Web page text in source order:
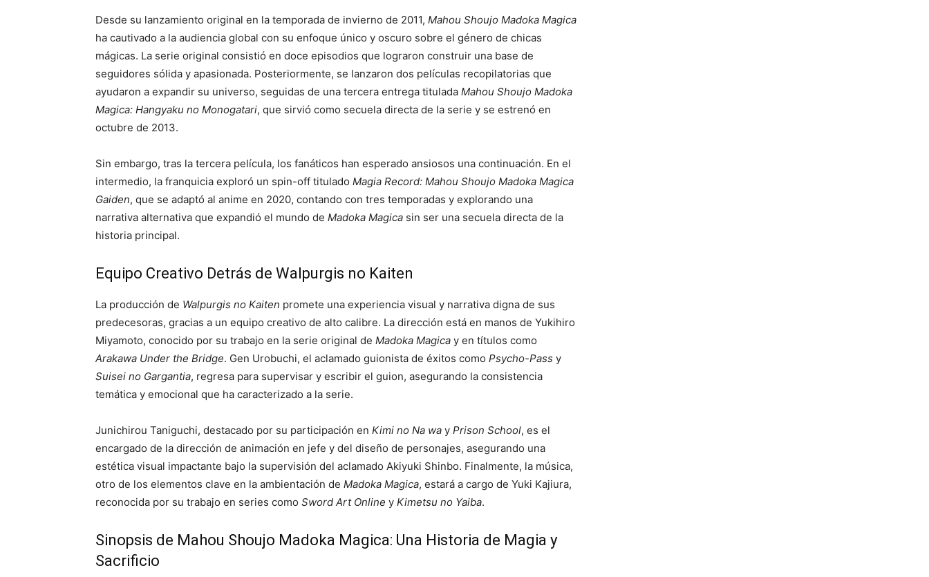
Desde su lanzamiento original en la temporada de invierno de 2011, Mahou Shoujo Madoka Magica
ha cautivado a la audiencia global con su enfoque único y oscuro sobre el género de chicas
mágicas. La serie original consistió en doce episodios que lograron construir una base de
seguidores sólida y apasionada. Posteriormente, se lanzaron dos películas recopilatorias que
ayudaron a expandir su universo, seguidas de una tercera entrega titulada Mahou Shoujo Madoka
Magica: Hangyaku no Monogatari, que sirvió como secuela directa de la serie y se estrenó en
octubre de 2013.
Sin embargo, tras la tercera película, los fanáticos han esperado ansiosos una continuación. En el
intermedio, la franquicia exploró un spin-off titulado Magia Record: Mahou Shoujo Madoka Magica
Gaiden, que se adaptó al anime en 2020, contando con tres temporadas y explorando una
narrativa alternativa que expandió el mundo de Madoka Magica sin ser una secuela directa de la
historia principal.
Equipo Creativo Detrás de Walpurgis no Kaiten
La producción de Walpurgis no Kaiten promete una experiencia visual y narrativa digna de sus
predecesoras, gracias a un equipo creativo de alto calibre. La dirección está en manos de Yukihiro
Miyamoto, conocido por su trabajo en la serie original de Madoka Magica y en títulos como
Arakawa Under the Bridge. Gen Urobuchi, el aclamado guionista de éxitos como Psycho-Pass y
Suisei no Gargantia, regresa para supervisar y escribir el guion, asegurando la consistencia
temática y emocional que ha caracterizado a la serie.
Junichirou Taniguchi, destacado por su participación en Kimi no Na wa y Prison School, es el
encargado de la dirección de animación en jefe y del diseño de personajes, asegurando una
estética visual impactante bajo la supervisión del aclamado Akiyuki Shinbo. Finalmente, la música,
otro de los elementos clave en la ambientación de Madoka Magica, estará a cargo de Yuki Kajiura,
reconocida por su trabajo en series como Sword Art Online y Kimetsu no Yaiba.
Sinopsis de Mahou Shoujo Madoka Magica: Una Historia de Magia y
Sacrificio